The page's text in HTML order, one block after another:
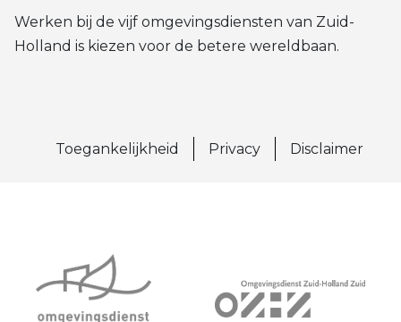
Werken bij de vijf omgevingsdiensten van Zuid-
Holland is kiezen voor de betere wereldbaan.
Toegankelijkheid Privacy Disclaimer